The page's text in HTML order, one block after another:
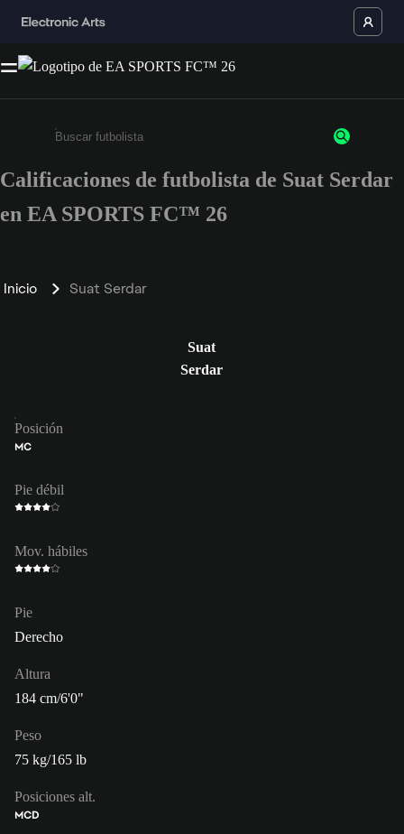
Ingresa un mínimo de 3 caracteres o números
Calificaciones de futbolista de Suat Serdar
en EA SPORTS FC™ 26
Inicio Suat Serdar
Suat
Serdar
Posición
MC
Pie débil
Mov. hábiles
Pie
Derecho
Altura
184 cm/6'0"
Peso
75 kg/165 lb
Posiciones alt.
MCD